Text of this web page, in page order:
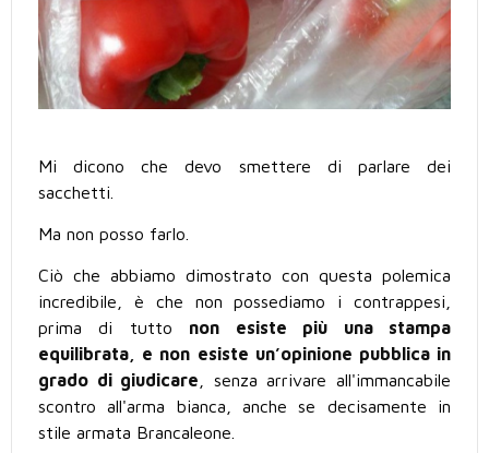
Mi dicono che devo smettere di parlare dei
sacchetti.
Ma non posso farlo.
Ciò che abbiamo dimostrato con questa polemica
incredibile, è che non possediamo i contrappesi,
prima di tutto non esiste più una stampa
equilibrata, e non esiste un’opinione pubblica in
grado di giudicare , senza arrivare all'immancabile
scontro all'arma bianca, anche se decisamente in
stile armata Brancaleone.